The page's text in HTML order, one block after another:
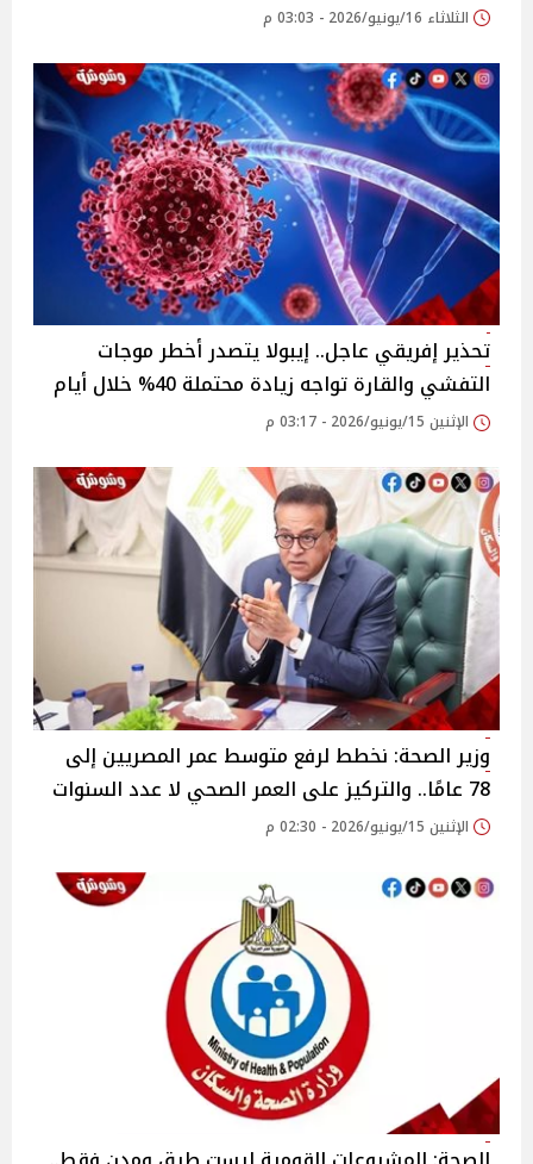
الثلاثاء 16/يونيو/2026 - 03:03 م
تحذير إفريقي عاجل.. إيبولا يتصدر أخطر موجات
التفشي والقارة تواجه زيادة محتملة 40% خلال أيام
الإثنين 15/يونيو/2026 - 03:17 م
وزير الصحة: نخطط لرفع متوسط عمر المصريين إلى
78 عامًا.. والتركيز على العمر الصحي لا عدد السنوات
الإثنين 15/يونيو/2026 - 02:30 م